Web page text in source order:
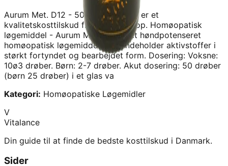
Aurum Met. D12 - 50ML - Allergicaer et
kvalitetskosttilskud fra
Signaturshop. Homøopatisk
løgemiddel - Aurum Met. D12 er et høndpotenseret
homøopatisk løgemiddel, som indeholder aktivstoffer i
størkt fortyndet og bearbejdet form. Dosering: Voksne:
10ø3 drøber. Børn: 2-7 drøber. Akut dosering: 50 drøber
(børn 25 drøber) i et glas va
Kategori: Homøopatiske Løgemidler
V
Vitalance
Din guide til at finde de bedste kosttilskud i Danmark.
Sider